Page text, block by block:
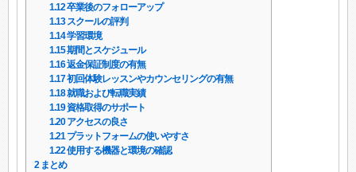
1.12卒業後のフォローアップ
1.13スクールの評判
1.14学習環境
1.15期間とスケジュール
1.16返金保証制度の有無
1.17初回体験レッスンやカウンセリングの有無
1.18就職および転職実績
1.19資格取得のサポート
1.20アクセスの良さ
1.21プラットフォームの使いやすさ
1.22使用する機器と環境の確認
2まとめ